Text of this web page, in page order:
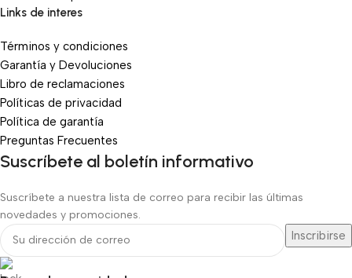
Links de interes
Términos y condiciones
Garantía y Devoluciones
Libro de reclamaciones
Políticas de privacidad
Política de garantía
Preguntas Frecuentes
Suscríbete al boletín informativo
Suscríbete a nuestra lista de correo para recibir las últimas
novedades y promociones.